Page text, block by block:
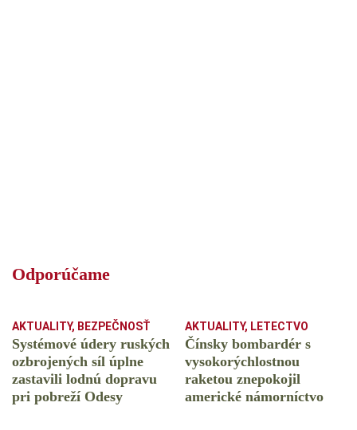
Odporúčame
AKTUALITY, BEZPEČNOSŤ
Systémové údery ruských
ozbrojených síl úplne
zastavili lodnú dopravu
pri pobreží Odesy
AKTUALITY, LETECTVO
Čínsky bombardér s
vysokorýchlostnou
raketou znepokojil
americké námorníctvo